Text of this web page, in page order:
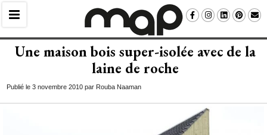
Une maison bois super-isolée avec de la
laine de roche
Publié le 3 novembre 2010 par Rouba Naaman